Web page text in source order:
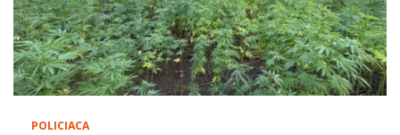
POLICIACA